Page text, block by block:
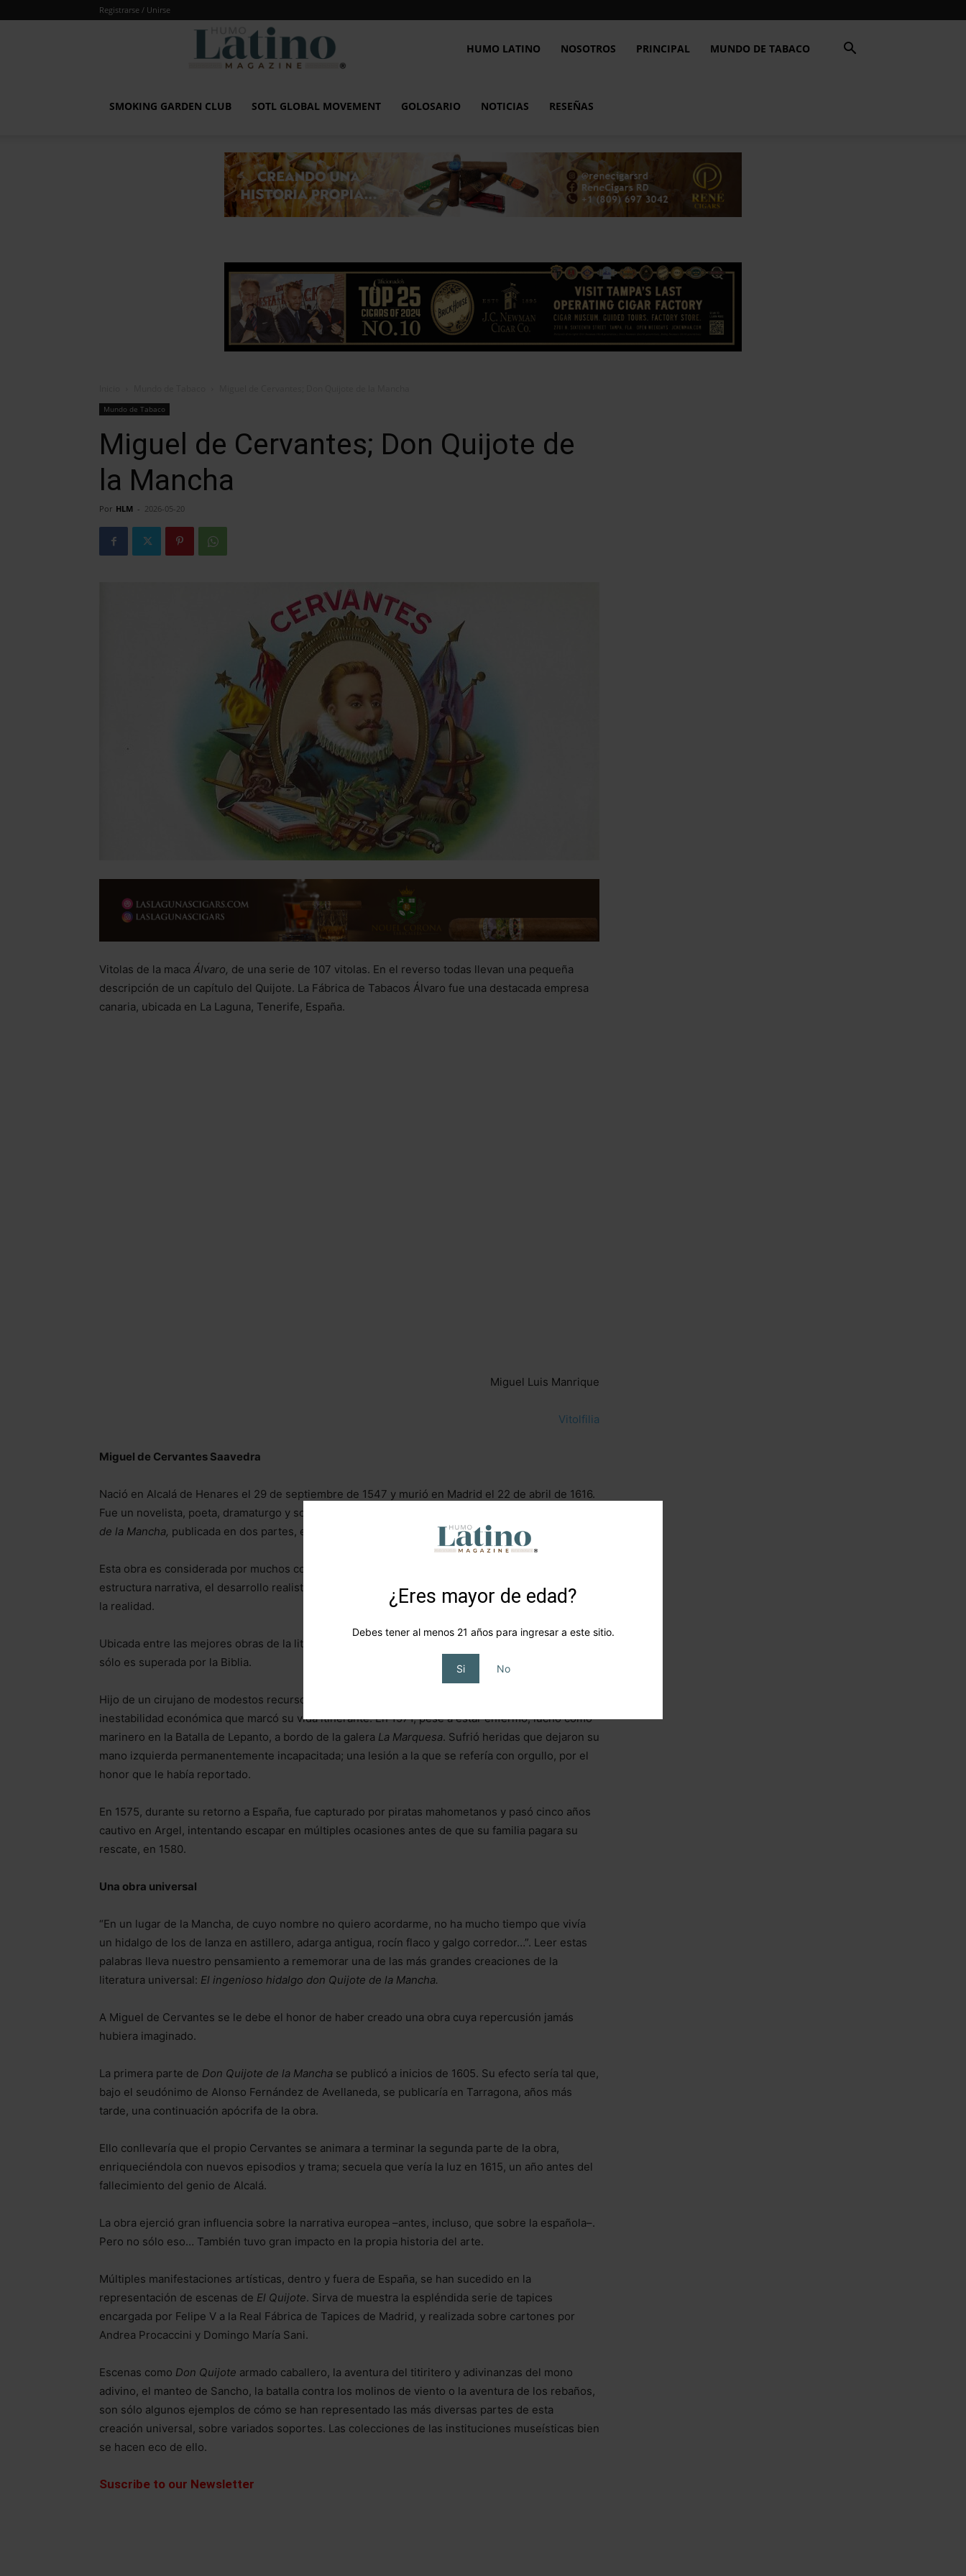
¿Eres mayor de edad?
Debes tener al menos 21 años para ingresar a este sitio.
Si No
Registrarse / Unirse
Latino
HUMO LATINO NOSOTROS PRINCIPAL MUNDO DE TABACO
SMOKING GARDEN CLUB SOTL GLOBAL MOVEMENT GOLOSARIO NOTICIAS RESEÑAS
Mundo de Tabaco
Miguel de Cervantes; Don Quijote de
la Mancha
Por HLM - 2026-05-20
Vitolas de la maca Álvaro, de una serie de 107 vitolas. En el reverso todas llevan una pequeña
descripción de un capítulo del Quijote. La Fábrica de Tabacos Álvaro fue una destacada empresa
canaria, ubicada en La Laguna, Tenerife, España.
Miguel Luis Manrique
Vitolfilia
Miguel de Cervantes Saavedra
Nació en Alcalá de Henares el 29 de septiembre de 1547 y murió en Madrid el 22 de abril de 1616.
Fue un novelista, poeta, dramaturgo y soldado español, famoso por su novela satírica
de la Mancha, publicada en dos partes, en 1605 y 1615.
Esta obra es considerada por muchos como la primera novela moderna, debido a su innovadora
estructura narrativa, el desarrollo realista de los personajes y la exploración de la ilusión frente a
la realidad.
Ubicada entre las mejores obras de la literatura universal, su cantidad de ediciones y traducciones
sólo es superada por la Biblia.
Hijo de un cirujano de modestos recursos, Cervantes se enfrentó desde muy temprano a la
inestabilidad económica que marcó su vida itinerante. En 1571, pese a estar enfermo, luchó como
marinero en la Batalla de Lepanto, a bordo de la galera La Marquesa. Sufrió heridas que dejaron su
mano izquierda permanentemente incapacitada; una lesión a la que se refería con orgullo, por el
honor que le había reportado.
En 1575, durante su retorno a España, fue capturado por piratas mahometanos y pasó cinco años
cautivo en Argel, intentando escapar en múltiples ocasiones antes de que su familia pagara su
rescate, en 1580.
Una obra universal
“En un lugar de la Mancha, de cuyo nombre no quiero acordarme, no ha mucho tiempo que vivía
un hidalgo de los de lanza en astillero, adarga antigua, rocín flaco y galgo corredor…”. Leer estas
palabras lleva nuestro pensamiento a rememorar una de las más grandes creaciones de la
literatura universal: El ingenioso hidalgo don Quijote de la Mancha.
A Miguel de Cervantes se le debe el honor de haber creado una obra cuya repercusión jamás
hubiera imaginado.
La primera parte de Don Quijote de la Mancha se publicó a inicios de 1605. Su efecto sería tal que,
bajo el seudónimo de Alonso Fernández de Avellaneda, se publicaría en Tarragona, años más
tarde, una continuación apócrifa de la obra.
Ello conllevaría que el propio Cervantes se animara a terminar la segunda parte de la obra,
enriqueciéndola con nuevos episodios y trama; secuela que vería la luz en 1615, un año antes del
fallecimiento del genio de Alcalá.
La obra ejerció gran influencia sobre la narrativa europea –antes, incluso, que sobre la española–.
Pero no sólo eso… También tuvo gran impacto en la propia historia del arte.
Múltiples manifestaciones artísticas, dentro y fuera de España, se han sucedido en la
representación de escenas de El Quijote. Sirva de muestra la espléndida serie de tapices
encargada por Felipe V a la Real Fábrica de Tapices de Madrid, y realizada sobre cartones por
Andrea Procaccini y Domingo María Sani.
Escenas como Don Quijote armado caballero, la aventura del titiritero y adivinanzas del mono
adivino, el manteo de Sancho, la batalla contra los molinos de viento o la aventura de los rebaños,
son sólo algunos ejemplos de cómo se han representado las más diversas partes de esta
creación universal, sobre variados soportes. Las colecciones de las instituciones museísticas bien
se hacen eco de ello.
Suscribe to our Newsletter